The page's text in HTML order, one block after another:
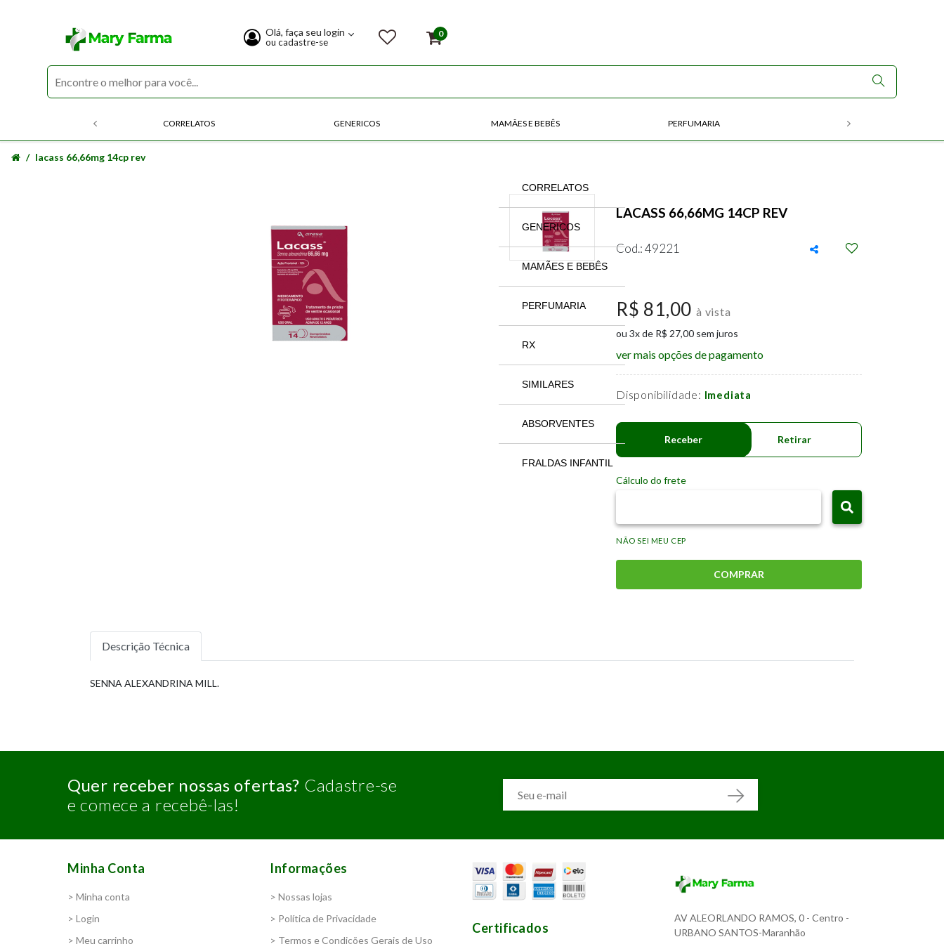
Olá, faça seu login
ou cadastre-se
0
CORRELATOS GENERICOS MAMÃES E BEBÊS PERFUMARIA
CORRELATOS
GENERICOS
MAMÃES E BEBÊS
PERFUMARIA
RX
SIMILARES
ABSORVENTES
FRALDAS INFANTIL
lacass 66,66mg 14cp rev
LACASS 66,66MG 14CP REV
Cod.: 49221
R$ 81,00à vista
ou 3x de R$ 27,00 sem juros
ver mais opções de pagamento
Disponibilidade: Imediata
Receber Retirar
Cálculo do frete
NÃO SEI MEU CEP
COMPRAR
Descrição Técnica
SENNA ALEXANDRINA MILL.
Quer receber nossas ofertas? Cadastre-se
e comece a recebê-las!
Minha Conta
> Minha conta
> Login
> Meu carrinho
Informações
> Nossas lojas
> Política de Privacidade
> Termos e Condições Gerais de Uso
Certificados
AV ALEORLANDO RAMOS, 0 - Centro -
URBANO SANTOS-Maranhão